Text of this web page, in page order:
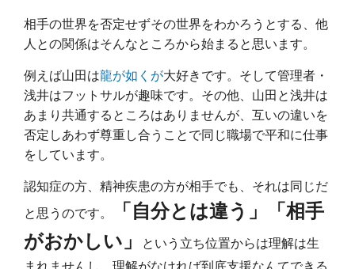
相手の世界を否定せずその世界をわかろうとする、他
人との関係はそんなところから始まると思います。
例えば山田は龍が如くが大好きです。そして管理者・
浅井はフットサルが趣味です。その他、山田と浅井は
あまり共通するところはありませんが、互いの違いを
否定しあわず尊重し合うことで同じ職場で平和に仕事
をしています。
認知症の方、精神疾患の方が相手でも、それは同じだ
と思うのです。
「自分とは違う」「相手
がおかしい」
という立ち位置からは理解は生